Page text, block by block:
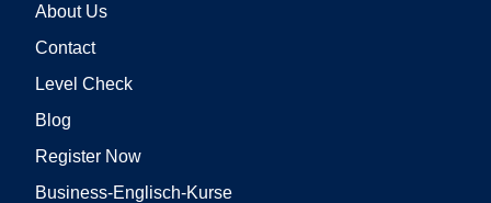
About Us
Contact
Level Check
Blog
Register Now
Business-Englisch-Kurse